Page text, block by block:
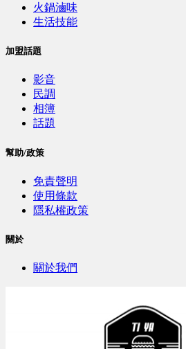
火鍋滷味
生活技能
加盟話題
影音
民調
相簿
話題
幫助/政策
免責聲明
使用條款
隱私權政策
關於
關於我們